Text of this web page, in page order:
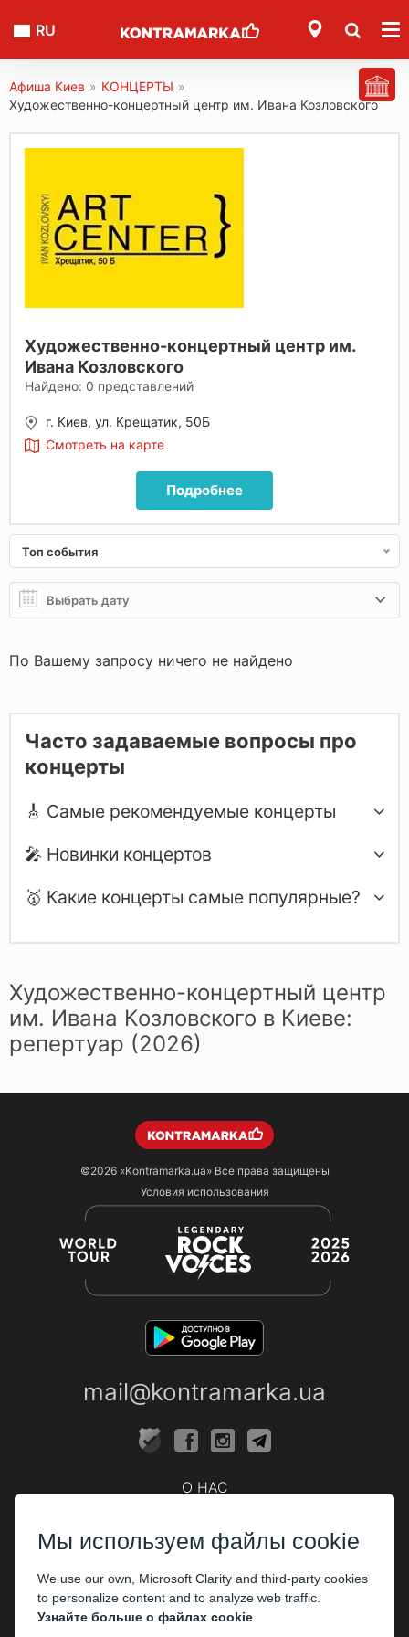
RU
Афиша Киев » КОНЦЕРТЫ »
Художественно-концертный центр им. Ивана Козловского
Художественно-концертный центр им.
Ивана Козловского
Найдено: 0 представлений
г. Киев, ул. Крещатик, 50Б
Смотреть на карте
Подробнее
Топ события
По Вашему запросу ничего не найдено
Часто задаваемые вопросы про
концерты
🎸 Самые рекомендуемые концерты
🎤 Новинки концертов
🥇 Какие концерты самые популярные?
Художественно-концертный центр
им. Ивана Козловского в Киеве:
репертуар (2026)
©2026 «Kontramarka.ua»Все права защищены
Условия использования
mail@kontramarka.ua
О НАС
ПАРТНЕРАМ
Организаторам
Корпоративным клиентам
Мы используем файлы cookie
We use our own, Microsoft Clarity and third-party cookies
to personalize content and to analyze web traffic.
Узнайте больше о файлах cookie